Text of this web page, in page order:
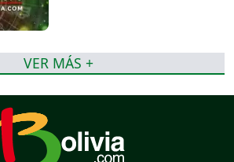
VER MÁS +